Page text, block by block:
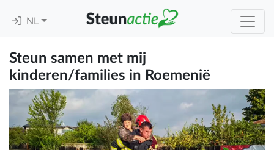
NL
Steun samen met mij
kinderen/families in Roemenië